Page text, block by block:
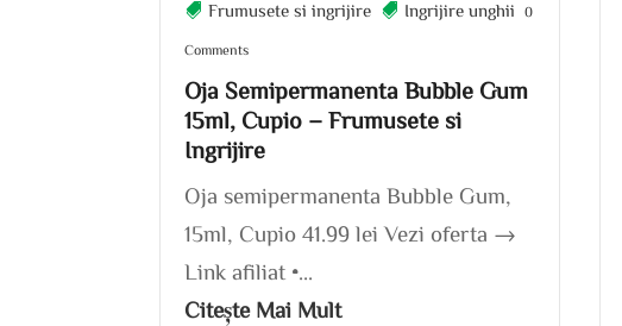
Oja Semipermanenta Bubble Gum
15ml, Cupio – Frumusete si
Ingrijire
Frumusete si ingrijire Ingrijire unghii 0
Comments
Oja semipermanenta Bubble Gum,
15ml, Cupio 41.99 lei Vezi oferta →
Link afiliat •...
Citește Mai Mult